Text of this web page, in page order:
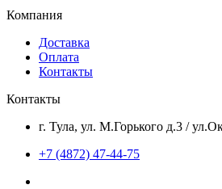
Компания
Доставка
Оплата
Контакты
Контакты
г. Тула, ул. М.Горького д.3 /
+7 (4872) 47-44-75